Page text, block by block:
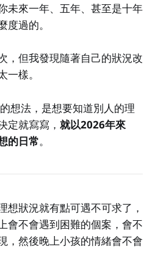
未來一年、五年、甚至是十年
過的。
，但我發現隨著自己的狀況改
樣。
想法，是想要知道別人的理
定就寫寫， 就以2026年來
的日常。
想狀況就有點可遇不可求了，
會不會遇到困難的個案，會不
，然後晚上小孩的情緒會不會